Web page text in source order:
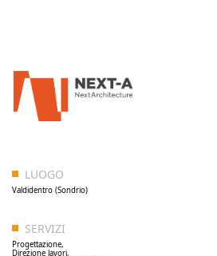
LUOGO
Valdidentro (Sondrio)
SERVIZI
Progettazione,
Direzione lavori,